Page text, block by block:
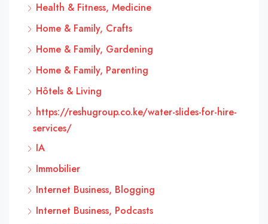
Health & Fitness, Medicine
Home & Family, Crafts
Home & Family, Gardening
Home & Family, Parenting
Hôtels & Living
https://reshugroup.co.ke/water-slides-for-hire-
services/
IA
Immobilier
Internet Business, Blogging
Internet Business, Podcasts